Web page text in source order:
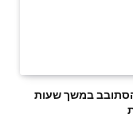
הסתובב במשך שעות